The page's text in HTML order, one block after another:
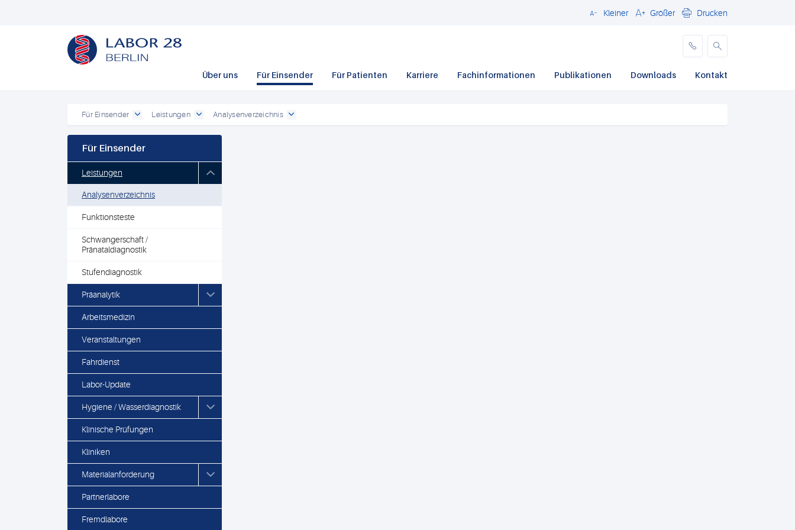
Schließen
Kleiner Größer Drucken
Über uns Für Einsender Für Patienten Karriere Fachinformationen Publikationen Downloads Kontakt
Für Einsender Leistungen Analysenverzeichnis
Für Einsender
Leistungen
Analysenverzeichnis
Funktionsteste
Schwangerschaft /
Pränataldiagnostik
Stufendiagnostik
Präanalytik
Arbeitsmedizin
Veranstaltungen
Fahrdienst
Labor-Update
Hygiene / Wasserdiagnostik
Klinische Prüfungen
Kliniken
Materialanforderung
Partnerlabore
Fremdlabore